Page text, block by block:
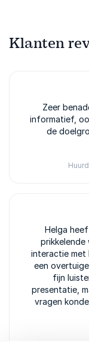
Klanten
van5
Zeer
informatief,
de
van5
Helga
prikkelende
interactie met
een
fijn
presentatie,
vragen